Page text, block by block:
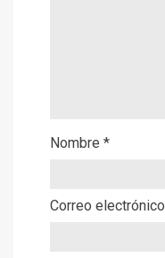
Nombre *
Correo electrónico